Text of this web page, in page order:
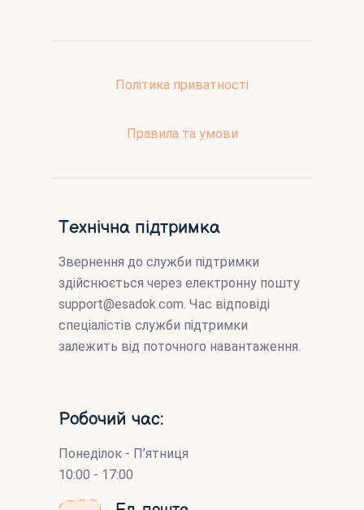
Політика приватності
Правила та умови
Технічна підтримка
Звернення до служби підтримки
здійснюється через електронну пошту
support@esadok.com . Час відповіді
спеціалістів служби підтримки
залежить від поточного навантаження.
Робочий час:
Понеділок - П’ятниця
10:00 - 17:00